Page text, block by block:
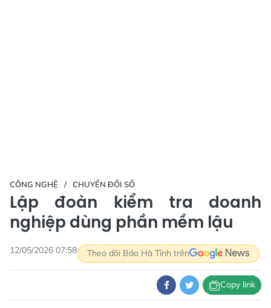
CÔNG NGHỆ CHUYỂN ĐỔI SỐ
Lập đoàn kiểm tra doanh
nghiệp dùng phần mềm lậu
12/05/2026 07:58 Theo dõi Báo Hà Tĩnh trên
Copy link